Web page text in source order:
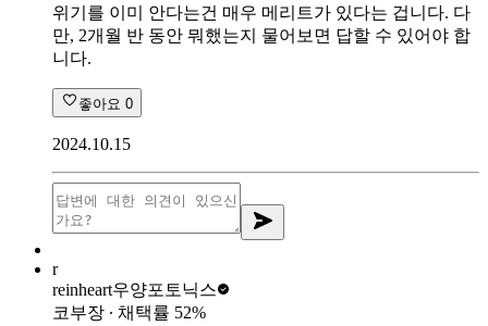
위기를 이미 안다는건 매우 메리트가 있다는 겁니다. 다
만, 2개월 반 동안 뭐했는지 물어보면 답할 수 있어야 합
니다.
좋아요 0
2024.10.15
r
reinheart우양포토닉스
코부장 ∙ 채택률 52%